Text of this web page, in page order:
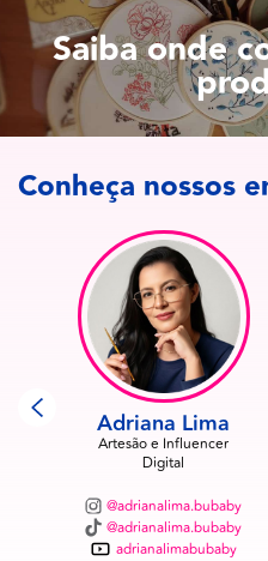
Saiba onde
Conheça nossos
Adriana Lima
Artesão e Influencer
Digital
@adrianalima.bubaby
@adrianalima.bubaby
adrianalimabubaby